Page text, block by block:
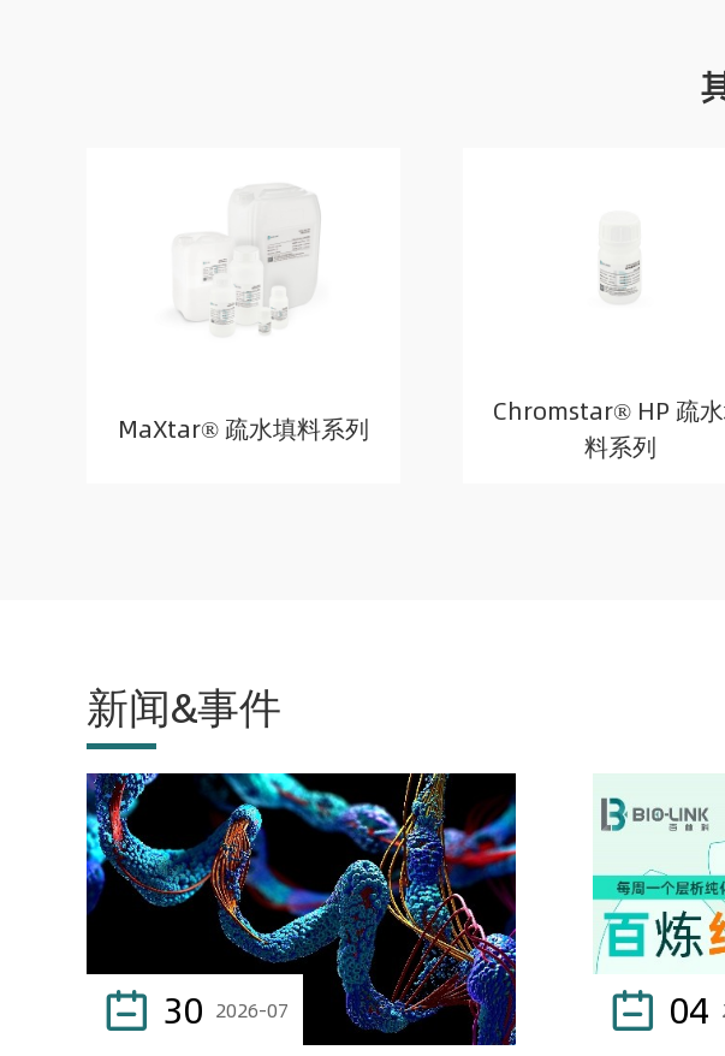
MaXtar® 疏水填料系列
Chromstar® HP 疏
料系列
新闻&事件
 30 2026-07  04